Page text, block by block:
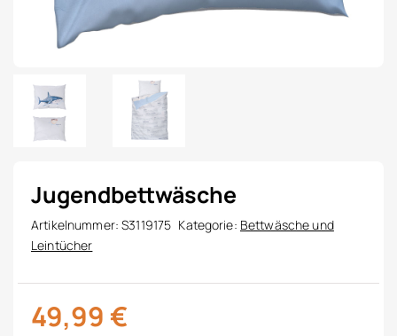
Jugendbettwäsche
Artikelnummer:S3119175 Kategorie: Bettwäsche und
Leintücher
49,99 €